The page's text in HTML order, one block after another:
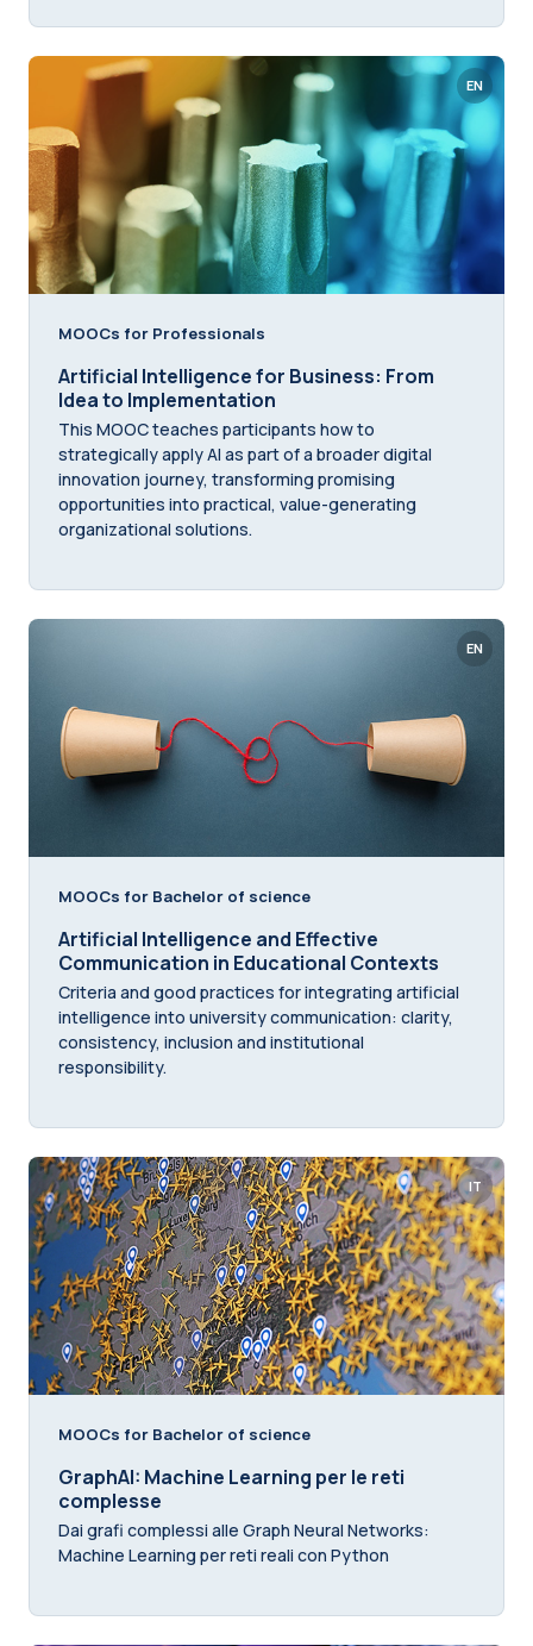
EN
MOOCs for Professionals
Artificial Intelligence for Business: From
Idea to Implementation
This MOOC teaches participants how to
strategically apply AI as part of a broader digital
innovation journey, transforming promising
opportunities into practical, value-generating
organizational solutions.
EN
MOOCs for Bachelor of science
Artificial Intelligence and Effective
Communication in Educational Contexts
Criteria and good practices for integrating artificial
intelligence into university communication: clarity,
consistency, inclusion and institutional
responsibility.
IT
MOOCs for Bachelor of science
GraphAI: Machine Learning per le reti
complesse
Dai grafi complessi alle Graph Neural Networks:
Machine Learning per reti reali con Python